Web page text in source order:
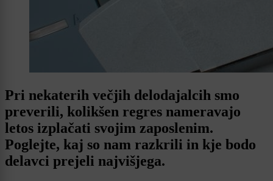
Pri nekaterih večjih delodajalcih smo
preverili, kolikšen regres nameravajo
letos izplačati svojim zaposlenim.
Poglejte, kaj so nam razkrili in kje bodo
delavci prejeli najvišjega.